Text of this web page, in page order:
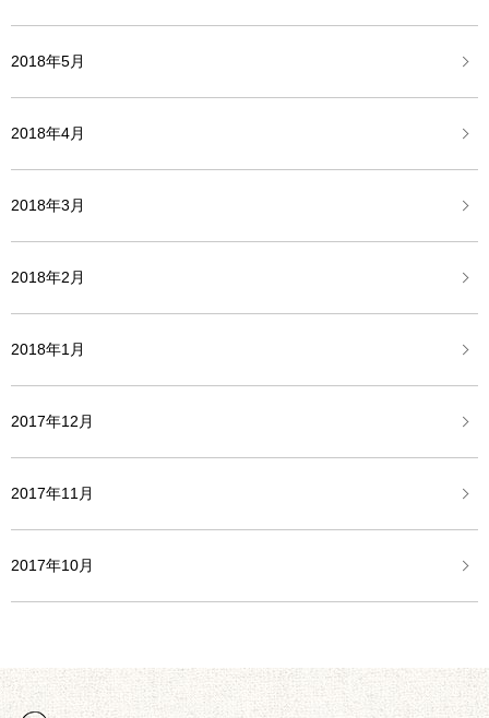
2018年5月
2018年4月
2018年3月
2018年2月
2018年1月
2017年12月
2017年11月
2017年10月